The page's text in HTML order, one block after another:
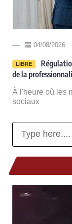
04/08/2026
LIBRE
de la
À l'heure où les
sociaux